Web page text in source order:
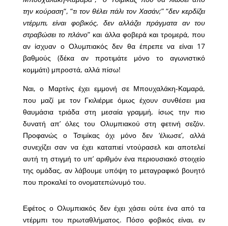
την κούραση“, “τι τον θέλει πάλι τον Χασάν;” “δεν κερδίζει
ντέρμπι, είναι φοβικός, δεν αλλάζει πράγματα αν του
στραβώσει το πλάνο” και άλλα φοβερά και τρομερά, που
αν ίσχυαν ο Ολυμπιακός δεν θα έπρεπε να είναι 17
βαθμούς (δέκα αν προτιμάτε μόνο το αγωνιστικό
κομμάτι) μπροστά, αλλά πίσω!
Ναι, ο Μαρτίνς έχει εμμονή σε Μπουχαλάκη-Καμαρά,
που μαζί με τον Γκιλιέρμε όμως έχουν συνθέσει μια
θαυμάσια τριάδα στη μεσαία γραμμή, ίσως την πιο
δυνατή απ’ όλες του Ολυμπιακού στη φετινή σεζόν.
Προφανώς ο Τσιμίκας όχι μόνο δεν ‘έλιωσε’, αλλά
συνεχίζει σαν να έχει καταπιεί ντούρασελ και αποτελεί
αυτή τη στιγμή το υπ’ αριθμόν ένα περιουσιακό στοιχείο
της ομάδας, αν λάβουμε υπόψη το μεταγραφικό βουητό
που προκαλεί το ονοματεπώνυμό του.
Εφέτος ο Ολυμπιακός δεν έχει χάσει ούτε ένα από τα
ντέρμπι του πρωταθλήματος. Πόσο φοβικός είναι, εν